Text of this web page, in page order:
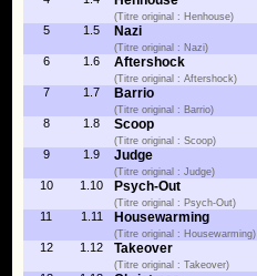
(Titre original : Henhouse)
5
1.5 Nazi
(Titre original : Nazi)
6
1.6 Aftershock
(Titre original : Aftershock)
7
1.7 Barrio
(Titre original : Barrio)
8
1.8 Scoop
(Titre original : Scoop)
9
1.9 Judge
(Titre original : Judge)
10
1.10 Psych-Out
(Titre original : Psych-Out)
11
1.11 Housewarming
(Titre original : Housewarming)
12
1.12 Takeover
(Titre original : Takeover)